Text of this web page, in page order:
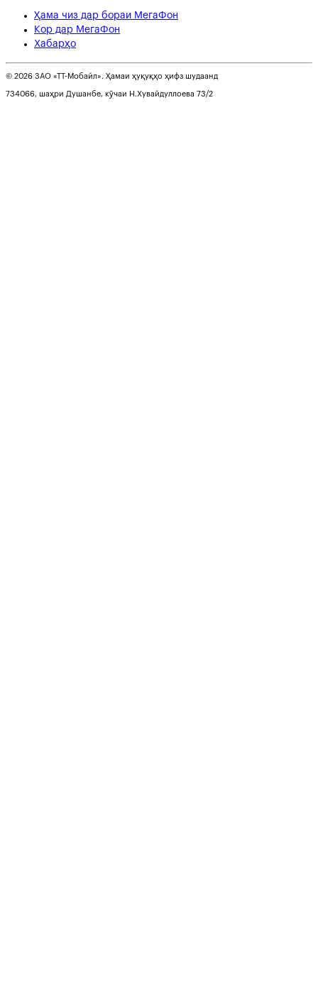
Ҳама чиз дар бораи МегаФон
Кор дар МегаФон
Хабарҳо
© 2026 ЗАО «ТТ-Мобайл». Ҳамаи ҳуқуқҳо ҳифз шудаанд
734066, шаҳри Душанбе, кӯчаи Н.Хувайдуллоева 73/2